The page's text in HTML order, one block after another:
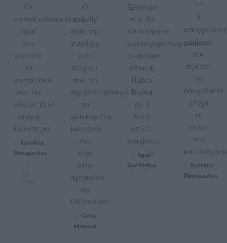
Οι
αντιοξειδωτικοί
οροί
που
κάνουν
το
αντηλιακό
σας να
«δουλεύει»
ακόμη
καλύτερα
Karolina
Dimopoulou
Ο
makeup
artist της
Zendaya
μάς
δείχνει
πώς να
δημιουργήσουμε
το
ηλιοκαμένο
μακιγιάζ
που
είχε
στην
πρεμιέρα
της
Οδύσσειας
Giota
Minoudi
Ξέρουμε
πώς θα
αποκτήσετε
καλοσχηματισμένους
γλουτούς
όπως η
Hailey
Bieber
με 3
πολύ
απλές
ασκήσεις
Agapi
Gavriilidou
5
αποχρώσεις
pedicure
που
πρέπει
να
δοκιμάσετε
μέχρι
το
τέλος
του
Karolina
Dimopoulou